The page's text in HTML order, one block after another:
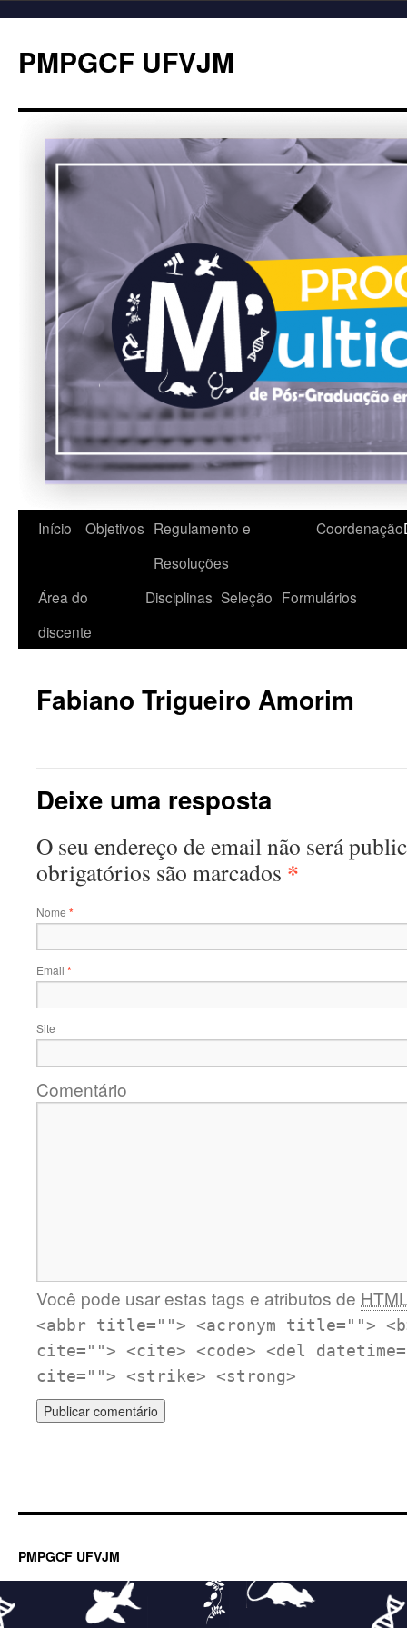
PMPGCF UFVJM
Início Objetivos Regulamento e
Resoluções
Coordenação
Área do
discente
Disciplinas Seleção Formulários
Fabiano Trigueiro Amorim
Deixe uma resposta
O seu endereço de email não será
obrigatórios são marcados *
Nome *
Email *
Site
Comentário
Você pode usar estas tags e atributos de
<abbr title=""> <acronym title="">
cite=""> <cite> <code> <del
cite=""> <strike> <strong>
PMPGCF UFVJM